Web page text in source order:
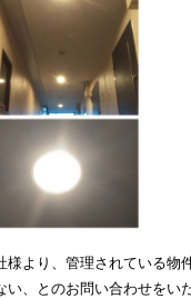
様より、管理されている物
い、とのお問い合わせをい